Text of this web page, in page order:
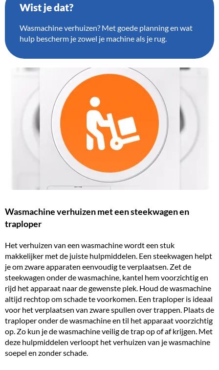
Wist je dat?
Wasmachine verhuizen? Met goede planning en wat
hulp bescherm je zowel je machine als je rug.
Wasmachine verhuizen met een steekwagen en
traploper
Het verhuizen van een wasmachine wordt een stuk
makkelijker met de juiste hulpmiddelen. Een steekwagen helpt
je om zware apparaten eenvoudig te verplaatsen. Zet de
steekwagen onder de wasmachine, kantel hem voorzichtig en
rijd het apparaat naar de gewenste plek. Houd de wasmachine
altijd rechtop om schade te voorkomen. Een traploper is ideaal
voor het verplaatsen van zware spullen over trappen. Plaats de
traploper onder de wasmachine en til het apparaat voorzichtig
op. Zo kun je de wasmachine veilig de trap op of af krijgen. Met
deze hulpmiddelen verloopt het verhuizen van je wasmachine
soepel en zonder schade.